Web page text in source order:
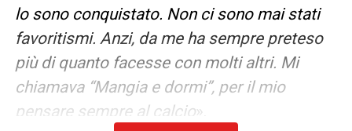
lo sono conquistato. Non ci sono mai stati
favoritismi. Anzi, da me ha sempre preteso
più di quanto facesse con molti altri. Mi
chiamava “Mangia e dormi”, per il mio
pensare sempre al calcio».